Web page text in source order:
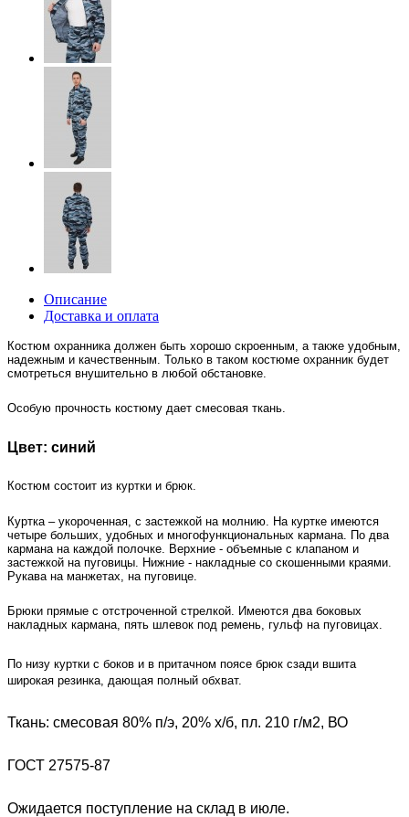
Описание
Доставка и оплата
Костюм охранника должен быть хорошо скроенным, а также удобным,
надежным и качественным. Только в таком костюме охранник будет
смотреться внушительно в любой обстановке.
Особую прочность костюму дает смесовая ткань.
Цвет: синий
Костюм состоит из куртки и брюк.
Куртка – укороченная, с застежкой на молнию. На куртке имеются
четыре больших, удобных и многофункциональных кармана. По два
кармана на каждой полочке. Верхние - объемные с клапаном и
застежкой на пуговицы. Нижние - накладные со скошенными краями.
Рукава на манжетах, на пуговице.
Брюки прямые с отстроченной стрелкой. Имеются два боковых
накладных кармана, пять шлевок под ремень, гульф на пуговицах.
По низу куртки с боков и в притачном поясе брюк сзади вшита
широкая резинка, дающая полный обхват.
Ткань: смесовая 80% п/э, 20% х/б, пл. 210 г/м2, ВО
ГОСТ 27575-87
Ожидается поступление на склад в июле.